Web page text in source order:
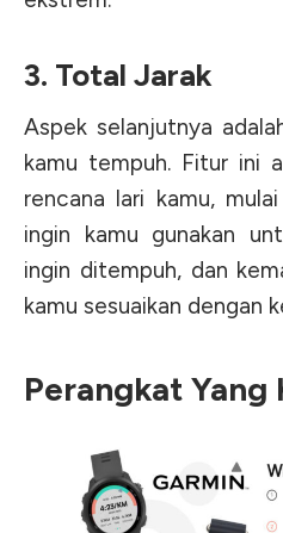
3. Total Jarak
Aspek selanjutnya
kamu tempuh. Fitur ini
rencana lari kamu,
ingin kamu gunakan
ingin ditempuh, dan
kamu sesuaikan dengan
Perangkat